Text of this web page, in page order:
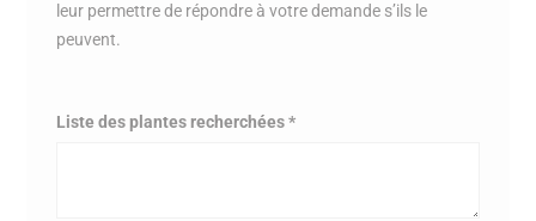
leur permettre de répondre à votre demande s’ils le
peuvent.
Liste des plantes recherchées*